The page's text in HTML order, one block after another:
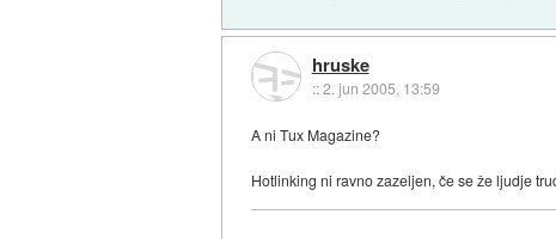
hruske
::2. jun 2005, 13:59
A ni Tux Magazine?
Hotlinking ni ravno zazeljen, če se že ljudje